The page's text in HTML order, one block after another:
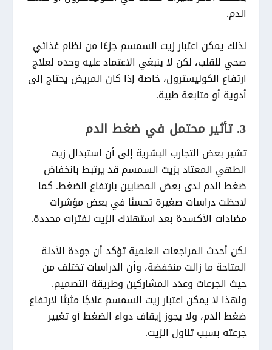
الدم.
لذلك يمكن اعتبار زيت السمسم جزءًا من نظام غذائي
صحي للقلب، لكن لا ينبغي الاعتماد عليه وحده لعلاج
ارتفاع الكوليسترول، خاصة إذا كان المريض يحتاج إلى
أدوية أو متابعة طبية.
3. تأثير محتمل في ضغط الدم
تشير بعض التجارب البشرية إلى أن استبدال زيت
الطهي المعتاد بزيت السمسم قد يرتبط بانخفاض
ضغط الدم لدى بعض المصابين بارتفاع الضغط. كما
لاحظت دراسات صغيرة تحسنًا في بعض مؤشرات
مضادات الأكسدة بعد استهلاك الزيت لفترات محددة.
لكن أحدث المراجعات العلمية تؤكد أن جودة الأدلة
المتاحة ما زالت منخفضة، وأن الدراسات تختلف من
حيث الجرعات وعدد المشاركين وطريقة التصميم.
ولهذا لا يمكن اعتبار زيت السمسم علاجًا مثبتًا لارتفاع
ضغط الدم، ولا يجوز إيقاف دواء الضغط أو تغيير
جرعته بسبب تناول الزيت.